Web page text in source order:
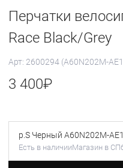
Перчатки
Race Black/Grey
Арт: 2600294 (A60N202M-
3 400₽
р.S Черный A60N202M-
Есть в наличииМагазин в